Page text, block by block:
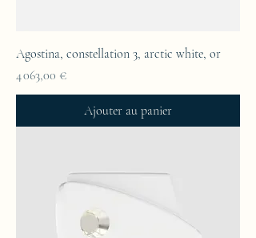
Agostina, constellation 3, arctic white, or
Prix
4 063,00 €
Ajouter au panier